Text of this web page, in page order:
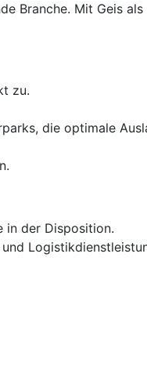
Branche. Mit Geis
zu.
die optimale
in der Disposition.